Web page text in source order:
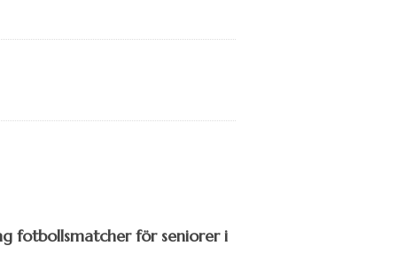
fotbollsmatcher för seniorer i